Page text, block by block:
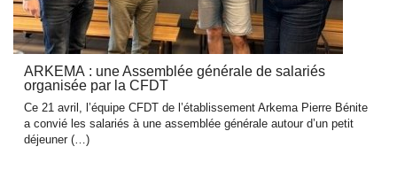
ARKEMA : une Assemblée générale de salariés
organisée par la CFDT
Ce 21 avril, l’équipe CFDT de l’établissement Arkema Pierre Bénite
a convié les salariés à une assemblée générale autour d’un petit
déjeuner (…)